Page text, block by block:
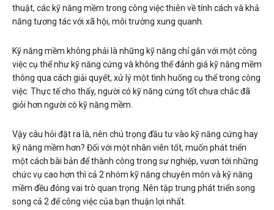
thuật, các kỹ năng mềm trong công việc thiên về tính cách và khả
năng tương tác với xã hội, môi trường xung quanh.
Kỹ năng mềm không phải là những kỹ năng chỉ gắn với một công
việc cụ thể như kỹ năng cứng và không thể đánh giá kỹ năng mềm
thông qua cách giải quyết, xử lý một tình huống cụ thể trong công
việc. Thực tế cho thấy, người có kỹ năng cứng tốt chưa chắc đã
giỏi hơn người có kỹ năng mềm.
Vậy câu hỏi đặt ra là, nên chú trọng đầu tư vào kỹ năng cứng hay
kỹ năng mềm hơn? Đối với một nhân viên tốt, muốn phát triển
một cách bài bản để thành công trong sự nghiệp, vươn tới những
chức vụ cao hơn thì cả 2 nhóm kỹ năng chuyên môn và kỹ năng
mềm đều đóng vai trò quan trọng. Nên tập trung phát triển song
song cả 2 để công việc của bạn thuận lợi nhất.